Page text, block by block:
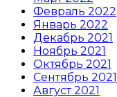
Февраль 2022
Январь 2022
Декабрь 2021
Ноябрь 2021
Октябрь 2021
Сентябрь 2021
Август 2021